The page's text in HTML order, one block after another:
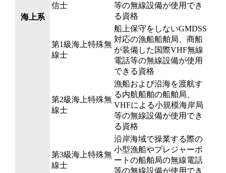
海上系
信士
等の無線設備が使用でき
る資格
第1級海上特殊無
線士
船上保守をしないGMDSS
対応の漁船船舶局、商船
が装備した国際VHF無線
電話等の無線設備が使用
できる資格
第2級海上特殊無
線士
漁船および沿海を渡航す
る内航船舶の船舶局、
VHFによる小規模海岸局
等の無線設備が使用でき
る資格
第3級海上特殊無
線士
沿岸海域で操業する際の
小型漁船やプレジャーボ
ートの船舶局の無線電話
等の無線設備が使用でき